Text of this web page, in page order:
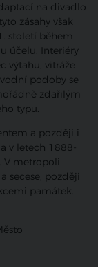
na divadlo
zásahy však
století během
účelu. Interiéry
výtahu, vitráže
podoby se
zdařilým
typu.
a později i
v letech 1888-
V metropoli
secese, později
památek.